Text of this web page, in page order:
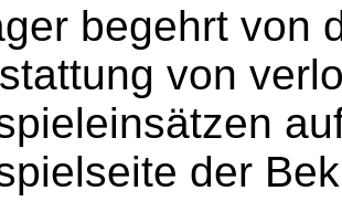
begehrt von
von
der